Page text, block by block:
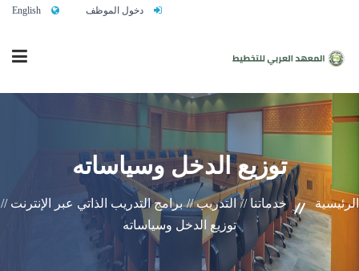
دخول الموظف English
الرئيسية
من نحن
خدماتنا
توزيع الدخل وسياساته
الرئيسية خدماتنا // التدريب // برامج التدريب الذاتي عبر الإنترنت //
توزيع الدخل وسياساته